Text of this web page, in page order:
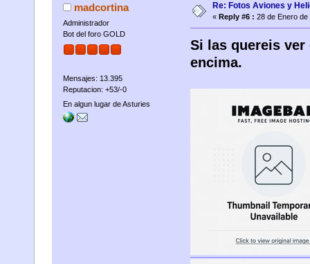
madcortina
Administrador
Bot del foro GOLD
Mensajes: 13.395
Reputacion: +53/-0
En algun lugar de Asturies
Re: Fotos Aviones y
« Reply #6 : 28 de Enero de
Si las quereis
encima.